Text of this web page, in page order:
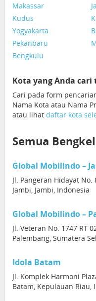
Makassar
Kudus
Yogyakarta
Pekanbaru
Bengkulu
Kota yang Anda
Cari pada form
Nama Kota atau Nama
atau lihat daftar kota
Semua
Global Mobilindo –
Jl. Pangeran Hidayat No.
Jambi, Jambi, Indonesia
Global Mobilindo –
Jl. Veteran No. 1747 RT
Palembang, Sumatera
Idola Batam
Jl. Komplek Harmoni
Batam, Kepulauan Riau,